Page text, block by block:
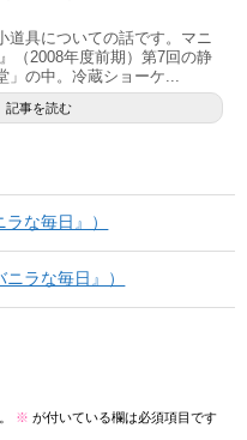
道具についての話です。マニ
（2008年度前期）第7回の静
」の中。冷蔵ショーケ...
記事を読む
な毎日』）
ラな毎日』）
※ が付いている欄は必須項目です